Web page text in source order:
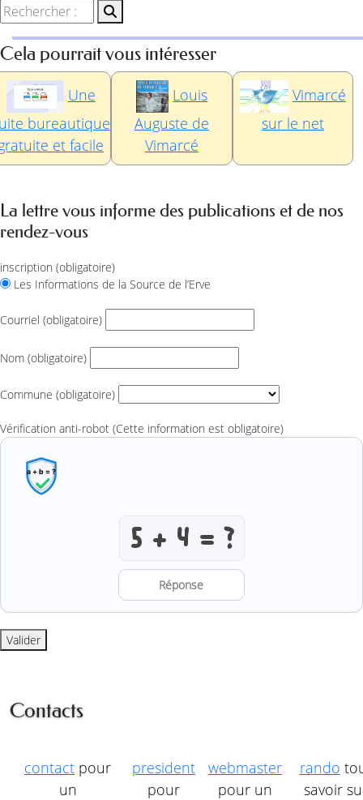
Cela pourrait vous intéresser
Une
bureautique
et facile
Louis
Auguste de
Vimarcé
Vimarcé
sur le net
La lettre vous informe des publications et de nos
rendez-vous
inscription (obligatoire)
Les Informations de la Source de l’Erve
Courriel (obligatoire)
Nom (obligatoire)
Commune (obligatoire)
Vérification anti-robot (Cette information est obligatoire)
Résoudre l’addition anti-robot
Valider
Contacts
contact pour
un
president
pour
webmaster
pour un
rando
savoir